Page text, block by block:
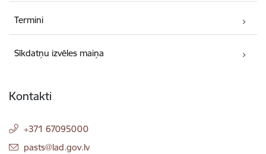
Termini
Sīkdatņu izvēles maiņa
Kontakti
+371 67095000
E-pasts:
pasts@lad.gov.lv